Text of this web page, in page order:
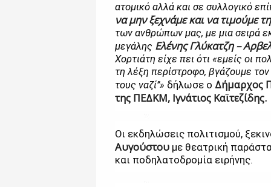
ατομικό αλλά και σε συλλογικό
να μην ξεχνάμε και να τιμούμε
των ανθρώπων μας, με μια σειρά
μεγάλης Ελένης Γλύκατζη –
Χορτιάτη είχε πει ότι «εμείς οι
τη λέξη περίστροφο, βγάζουμε
τους ναζί’’» δήλωσε ο Δήμαρχος
της ΠΕΔΚΜ, Ιγνάτιος Καϊτεζίδης.
Οι εκδηλώσεις πολιτισμού,
Αυγούστου με θεατρική
και ποδηλατοδρομία ειρήνης.